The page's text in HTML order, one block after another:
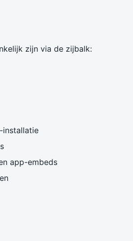
zijn via de zijbalk:
installatie
app-embeds